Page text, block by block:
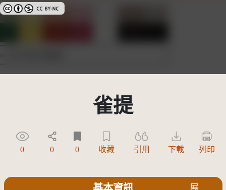
創用CC姓名標示-非商業性 3.0 台灣及其後版本(CC BY-NC 3.0 TW +)
雀提
0 0 0 收藏 引用 下載 列印
展